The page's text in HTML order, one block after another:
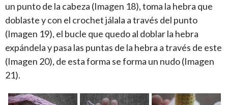
un punto de la cabeza (Imagen 18), toma la hebra que
doblaste y con el crochet jálala a través del punto
(Imagen 19), el bucle que quedo al doblar la hebra
expándela y pasa las puntas de la hebra a través de este
(Imagen 20), de esta forma se forma un nudo (Imagen
21).